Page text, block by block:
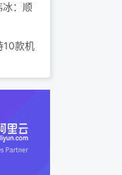
：顺
10款机